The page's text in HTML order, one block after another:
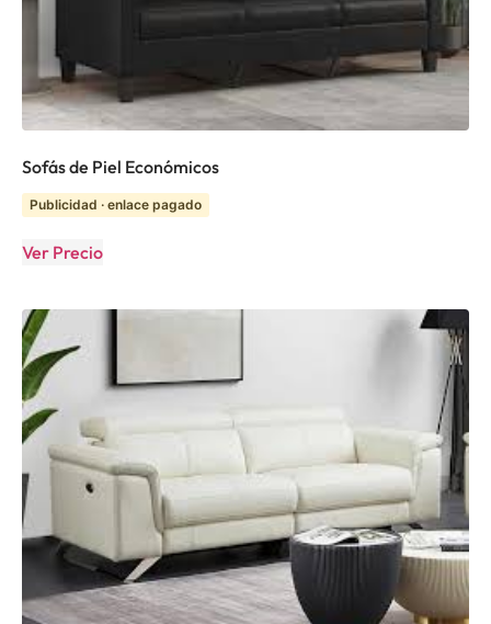
Sofás de Piel Económicos
Publicidad · enlace pagado
Ver Precio